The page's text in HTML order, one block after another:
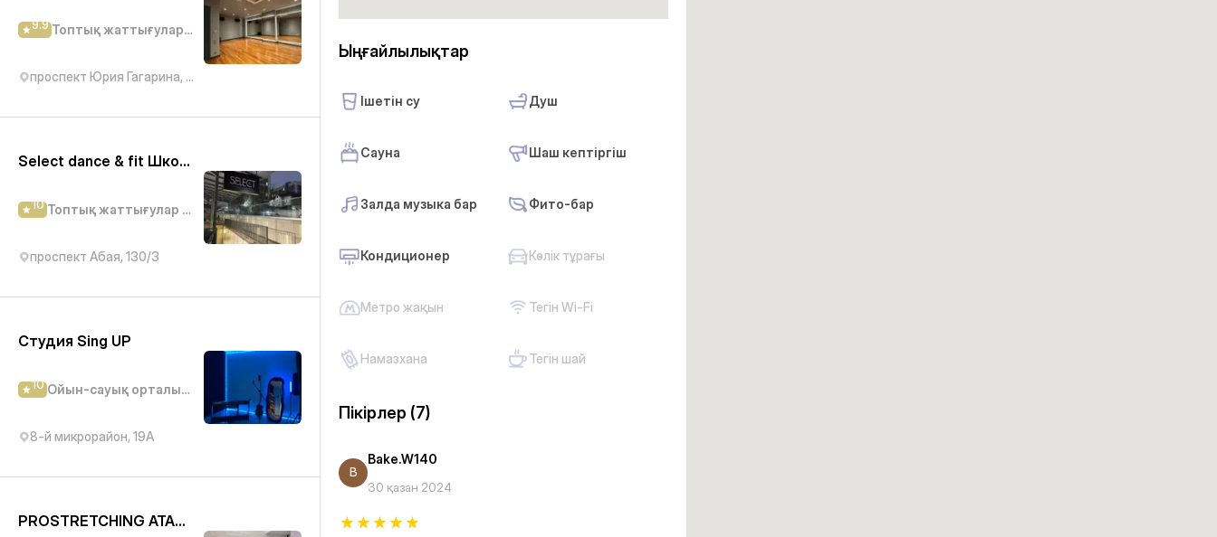
9.9 Топтық жаттығулар студиясы
проспект Юрия Гагарина, 277/7
Select dance & fit Школа танцев для девушек
10 Топтық жаттығулар студиясы
проспект Абая, 130/3
Студия Sing UP
10 Ойын-сауық орталығы
8-й микрорайон, 19А
PROSTRETCHING ATAKENT
Ыңғайлылықтар
Ішетін су Душ
Сауна Шаш кептіргіш
Залда музыка бар Фито-бар
Кондиционер Көлік тұрағы
Метро жақын Тегін Wi-Fi
Намазхана Тегін шай
Пікірлер (7)
B
Bake.W140
30 қазан 2024